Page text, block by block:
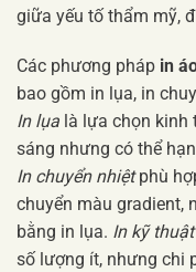
giữa yếu tố thẩm mỹ,
Các phương pháp in
bao gồm in lụa, in
In lụa là lựa chọn
sáng nhưng có thể
In chuyển nhiệtphù
chuyển màu gradient,
bằng in lụa. In kỹ
số lượng ít, nhưng chi